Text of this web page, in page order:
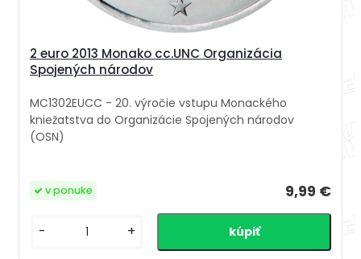
2 euro 2013 Monako cc.UNC Organizácia
Spojených národov
MC1302EUCC - 20. výročie vstupu Monackého
kniežatstva do Organizácie Spojených národov
(OSN)
9,99 €
v ponuke
- +